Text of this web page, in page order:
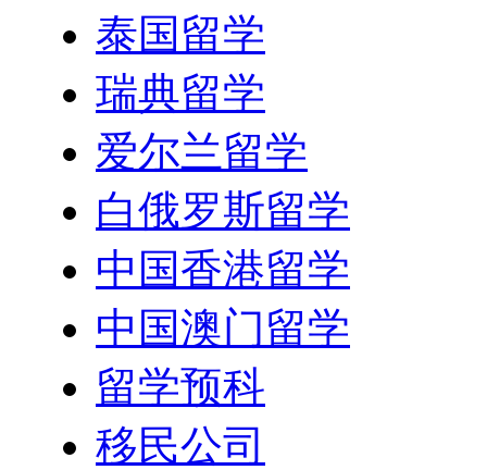
泰国留学
瑞典留学
爱尔兰留学
白俄罗斯留学
中国香港留学
中国澳门留学
留学预科
移民公司